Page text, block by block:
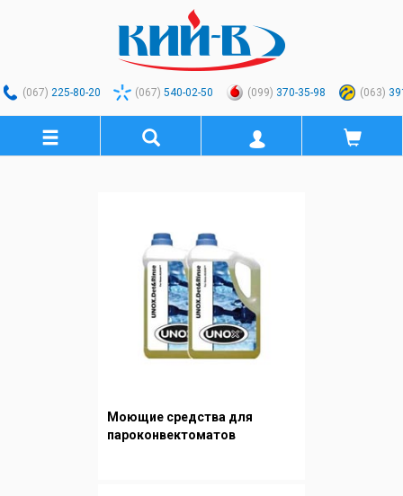
(067) 225-80-20 (067) 540-02-50 (099) 370-35-98 (063)
Моющие средства для
пароконвектоматов